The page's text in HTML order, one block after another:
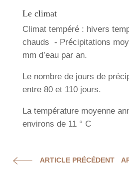
Le climat
Climat tempéré : hivers
chauds - Précipitations
mm d’eau par an.
Le nombre de jours de
entre 80 et 110 jours.
La température moyenne
environs de 11 ° C
ARTICLE PRÉCÉDENT